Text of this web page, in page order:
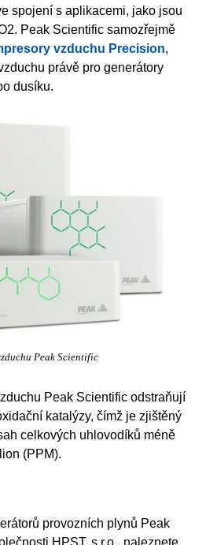
spojení s aplikacemi, jako jsou
Peak Scientific samozřejmě
vzduchu Precision,
právě pro generátory
dusíku.
Peak Scientific
Peak Scientific odstraňují
katalýzy, čímž je zjištěný
celkových uhlovodíků méně
(PPM).
provozních plynů Peak
HPST, s.r.o., naleznete